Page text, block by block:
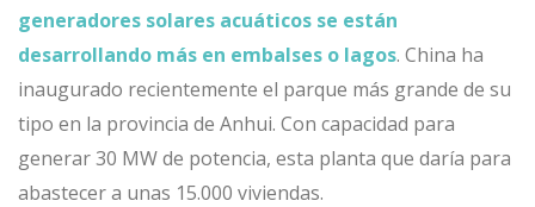
generadores solares acuáticos se están
desarrollando más en embalses o lagos. China ha
inaugurado recientemente el parque más grande de su
tipo en la provincia de Anhui. Con capacidad para
generar 30 MW de potencia, esta planta que daría para
abastecer a unas 15.000 viviendas.